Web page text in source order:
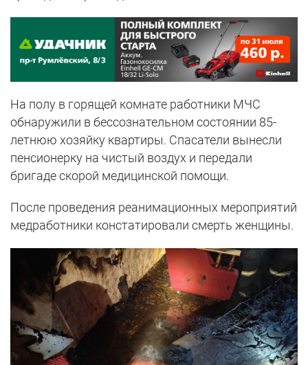
На полу в горящей комнате работники МЧС
обнаружили в бессознательном состоянии 85-
летнюю хозяйку квартиры. Спасатели вынесли
пенсионерку на чистый воздух и передали
бригаде скорой медицинской помощи.
После проведения реанимационных мероприятий
медработники констатировали смерть женщины.